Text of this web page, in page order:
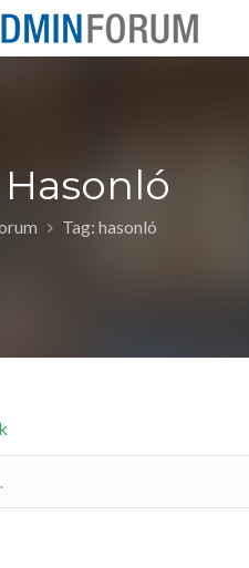
Hasonló
Tag: hasonló